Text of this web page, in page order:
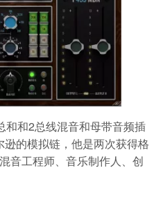
和和2总线混音和母带音频插
逊的模拟链，他是两次获得格
音工程师、音乐制作人、创